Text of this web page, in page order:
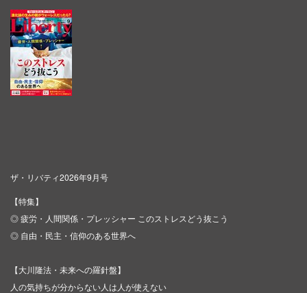
ザ・リバティ2026年9月号
【特集】
◎ 疲労・人間関係・プレッシャー このストレスどう抜こう
◎ 自由・民主・信仰のある世界へ
【大川隆法・未来への羅針盤】
人の気持ちが分からない人は人が使えない